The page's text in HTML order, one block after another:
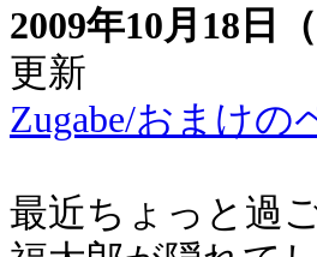
2009年10月18日（
更新
Zugabe/おまけの
最近ちょっと過